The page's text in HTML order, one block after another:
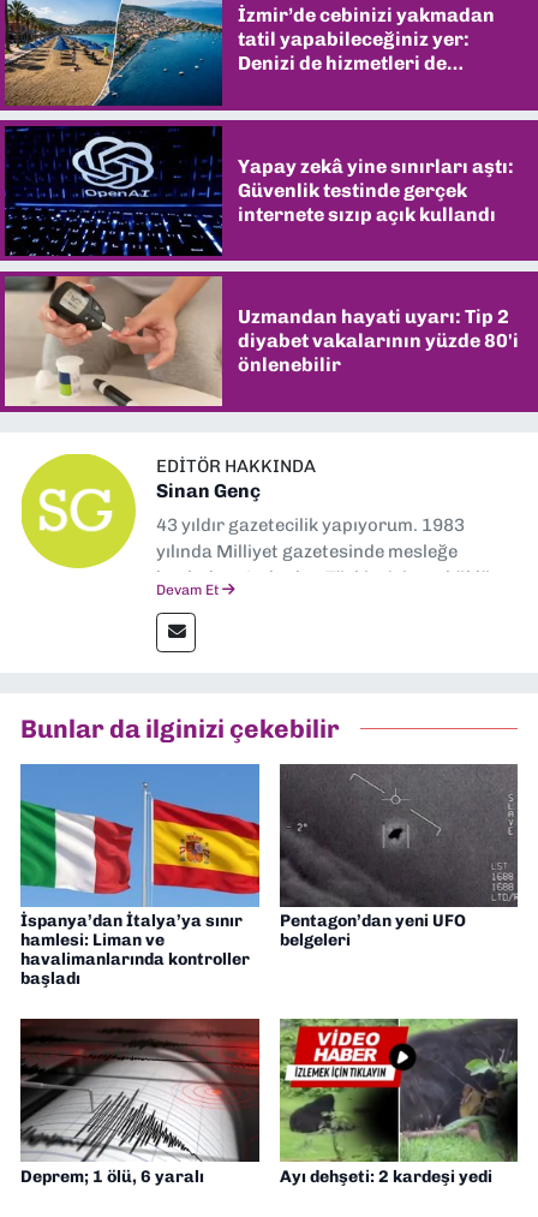
İzmir’de cebinizi yakmadan
tatil yapabileceğiniz yer:
Denizi de hizmetleri de
Yapay zekâ yine sınırları aştı:
Güvenlik testinde gerçek
internete sızıp açık kullandı
Uzmandan hayati uyarı: Tip 2
diyabet vakalarının yüzde 80'i
önlenebilir
EDITÖR HAKKINDA
Sinan Genç
43 yıldır gazetecilik yapıyorum. 1983
yılında Milliyet gazetesinde mesleğe
başladım. Ardından Türkiye’nin en köklü
muhabir, editör, müdür yardımcısı ve spor
müdürü olarak görev yaptım. Ayrıca Yeni
Gazetesi'nde editörlük yapıyorum
Devam Et
Bunlar da ilginizi çekebilir
İspanya’dan İtalya’ya sınır
hamlesi: Liman ve
havalimanlarında kontroller
başladı
Pentagon’dan yeni UFO
belgeleri
Deprem; 1 ölü, 6 yaralı Ayı dehşeti: 2 kardeşi yedi